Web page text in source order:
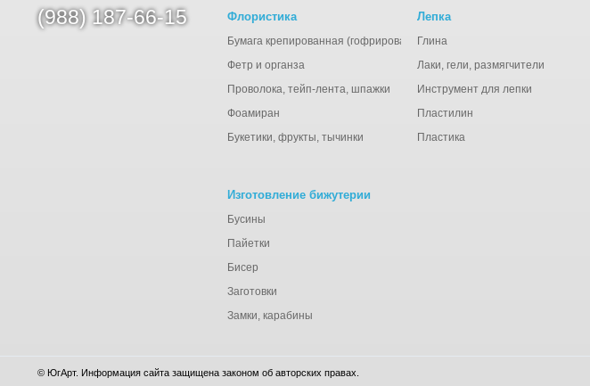
(988) 187-66-15 Флористика
Бумага крепированная (гофрированная), тишью
Фетр и органза
Проволока, тейп-лента, шпажки
Фоамиран
Букетики, фрукты, тычинки
Лепка
Глина
Лаки, гели, размягчители
Инструмент для лепки
Пластилин
Пластика
Изготовление бижутерии
Бусины
Пайетки
Бисер
Заготовки
Замки, карабины
© ЮгАрт. Информация сайта защищена законом об авторских правах.